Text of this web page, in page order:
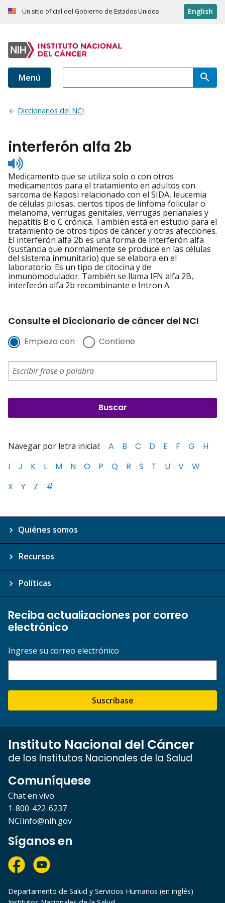
Un sitio oficial del Gobierno de Estados Unidos English
Menú
Diccionarios del NCI
interferón alfa 2b
Listen
to
pronunciation
Medicamento que se utiliza solo o con otros
medicamentos para el tratamiento en adultos con
sarcoma de Kaposi relacionado con el SIDA, leucemia
de células pilosas, ciertos tipos de linfoma folicular o
melanoma, verrugas genitales, verrugas perianales y
hepatitis B o C crónica. También está en estudio para el
tratamiento de otros tipos de cáncer y otras afecciones.
El interferón alfa 2b es una forma de interferón alfa
(sustancia que normalmente se produce en las células
del sistema inmunitario) que se elabora en el
laboratorio. Es un tipo de citocina y de
inmunomodulador. También se llama IFN alfa 2B,
interferón alfa 2b recombinante e Intron A.
Consulte el Diccionario de cáncer del NCI
Empieza con Contiene
Navegar por letra inicial: A B C D E F G
H
I
J K L M N O P Q R S T U V
W
X
Y Z #
Quiénes somos
Recursos
Políticas
Reciba actualizaciones por correo
electrónico
Ingrese su correo electrónico
Suscríbase
Instituto Nacional del Cáncer
de los Institutos Nacionales de la Salud
Comuníquese
Chat en vivo
1-800-422-6237
NCIinfo@nih.gov
Síganos en
Departamento de Salud y Servicios Humanos (en inglés)